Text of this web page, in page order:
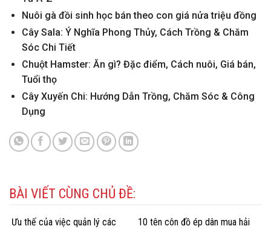
Nuôi gà đồi sinh học bán theo con giá nửa triệu đồng
Cây Sala: Ý Nghĩa Phong Thủy, Cách Trồng & Chăm
Sóc Chi Tiết
Chuột Hamster: Ăn gì? Đặc điểm, Cách nuôi, Giá bán,
Tuổi thọ
Cây Xuyến Chi: Hướng Dẫn Trồng, Chăm Sóc & Công
Dụng
BÀI VIẾT CÙNG CHỦ ĐỀ:
Ưu thế của việc quản lý các
10 tên côn đồ ép dân mua hải